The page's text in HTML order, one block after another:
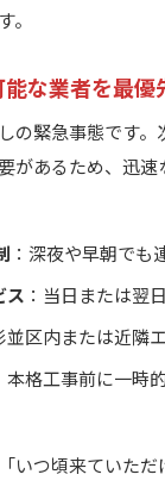
。
な業者を最優
の緊急事態です
があるため、迅
：深夜や早朝でも
ス ：当日または翌
並区内または近隣
本格工事前に一時
いつ頃来ていた